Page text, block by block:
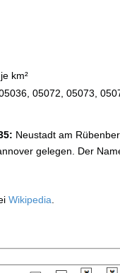
km²
05072, 05073,
Neustadt am
gelegen. Der
Wikipedia